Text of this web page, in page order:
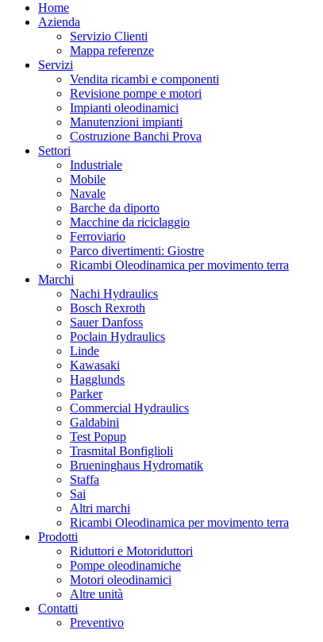
Home
Azienda
Servizio Clienti
Mappa referenze
Servizi
Vendita ricambi e componenti
Revisione pompe e motori
Impianti oleodinamici
Manutenzioni impianti
Costruzione Banchi Prova
Settori
Industriale
Mobile
Navale
Barche da diporto
Macchine da riciclaggio
Ferroviario
Parco divertimenti: Giostre
Ricambi Oleodinamica per movimento terra
Marchi
Nachi Hydraulics
Bosch Rexroth
Sauer Danfoss
Poclain Hydraulics
Linde
Kawasaki
Hagglunds
Parker
Commercial Hydraulics
Galdabini
Test Popup
Trasmital Bonfiglioli
Brueninghaus Hydromatik
Staffa
Sai
Altri marchi
Ricambi Oleodinamica per movimento terra
Prodotti
Riduttori e Motoriduttori
Pompe oleodinamiche
Motori oleodinamici
Altre unità
Contatti
Preventivo